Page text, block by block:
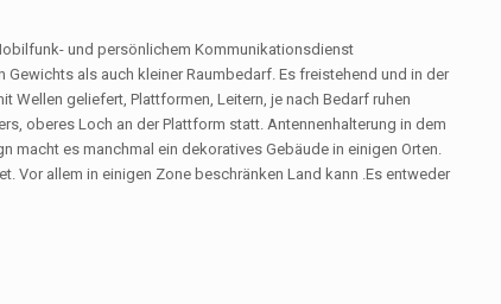
und persönlichem Kommunikationsdienst
Gewichts als auch kleiner Raumbedarf. Es freistehend und in der
geliefert, Plattformen, Leitern, je nach Bedarf ruhen
oberes Loch an der Plattform statt. Antennenhalterung in dem
macht es manchmal ein dekoratives Gebäude in einigen Orten.
Vor allem in einigen Zone beschränken Land kann .Es entweder